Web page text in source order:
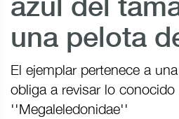
azul del
una pelota
El ejemplar pertenece a
obliga a revisar lo conocido
''Megaleledonidae''